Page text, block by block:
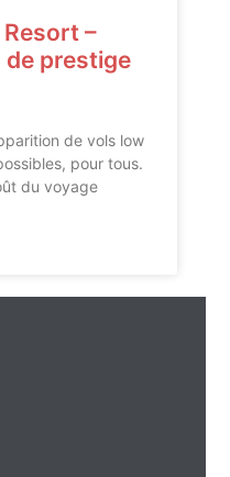
–
de prestige
de vols low
pour tous.
du voyage